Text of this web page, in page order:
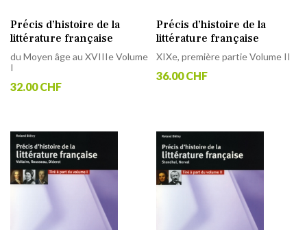
Précis d’histoire de la
littérature française
du Moyen âge au XVIIIe Volume
I
32.00 CHF
Précis d’histoire de la
littérature française
XIXe, première partie Volume II
36.00 CHF